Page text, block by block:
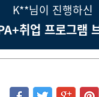
K**님이 진행하신
취업 프로그램